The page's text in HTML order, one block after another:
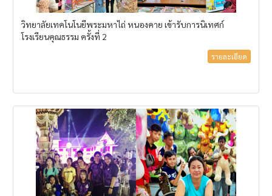
วิทยาลัยเทคโนโนยีพระมหาไถ่ หนองคาย เข้ารับการนิเทศก์
โรงเรียนคุณธรรม ครั้งที่ 2
รายละเอียด